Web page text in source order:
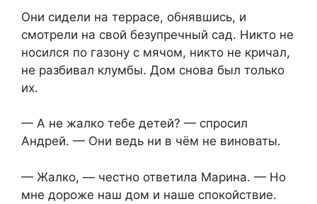
Они сидели на террасе, обнявшись, и
смотрели на свой безупречный сад. Никто не
носился по газону с мячом, никто не кричал,
не разбивал клумбы. Дом снова был только
их.
— А не жалко тебе детей? — спросил
Андрей. — Они ведь ни в чём не виноваты.
— Жалко, — честно ответила Марина. — Но
мне дороже наш дом и наше спокойствие.